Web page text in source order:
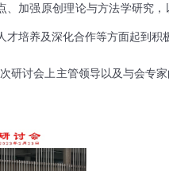
加强原创理论与方法学研究
培养及深化合作等方面起到积
研讨会上主管领导以及与会专